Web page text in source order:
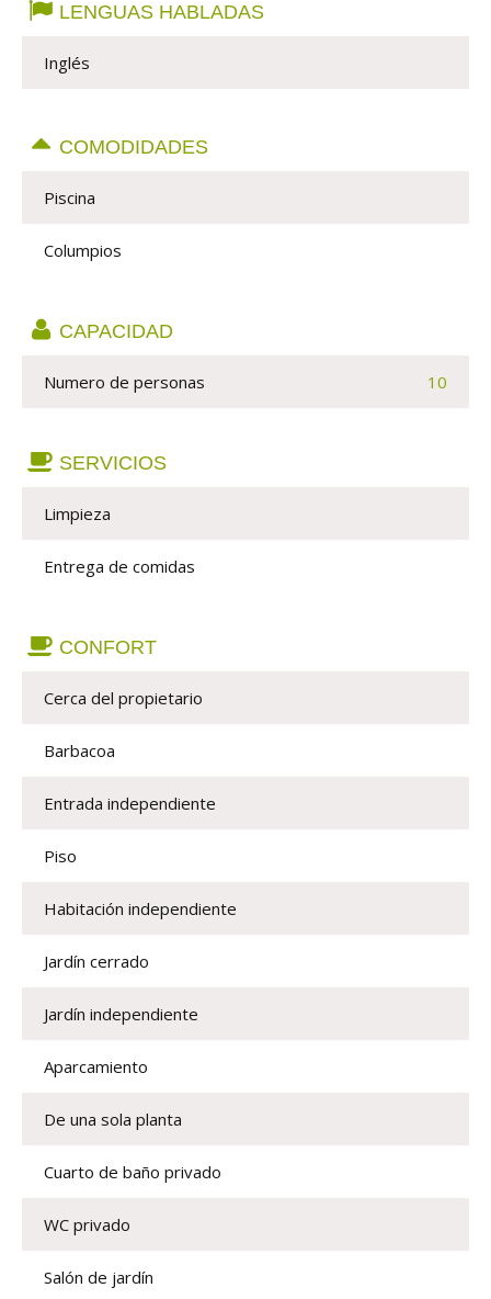
LENGUAS HABLADAS
Inglés
COMODIDADES
Piscina
Columpios
CAPACIDAD
Numero de personas 10
SERVICIOS
Limpieza
Entrega de comidas
CONFORT
Cerca del propietario
Barbacoa
Entrada independiente
Piso
Habitación independiente
Jardín cerrado
Jardín independiente
Aparcamiento
De una sola planta
Cuarto de baño privado
WC privado
Salón de jardín